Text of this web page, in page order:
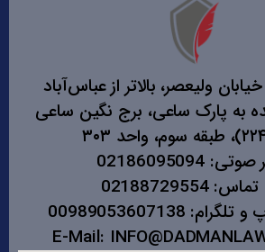
ولیعصر، بالاتر از عباس‌آباد
به پارک ساعی، برج نگین ساعی
02186095094
02188729554
00989053607138
E-Mail: